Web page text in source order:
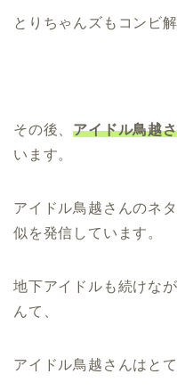
とりちゃんズもコンビ
その後、アイドル鳥越
います。
アイドル鳥越さんのネ
似を発信しています。
地下アイドルも続けな
んて、
アイドル鳥越さんはと